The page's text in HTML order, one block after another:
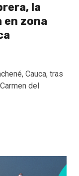
la
en zona
Cauca, tras
del